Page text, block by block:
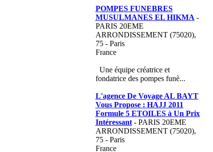
POMPES FUNEBRES
MUSULMANES EL HIKMA -
PARIS 20EME
ARRONDISSEMENT (75020),
75 - Paris
France
Une équipe créatrice et
fondatrice des pompes funè...
L'agence De Voyage AL BAYT
Vous Propose : HAJJ 2011
Formule 5 ETOILES à Un Prix
Intéressant- PARIS 20EME
ARRONDISSEMENT (75020),
75 - Paris
France